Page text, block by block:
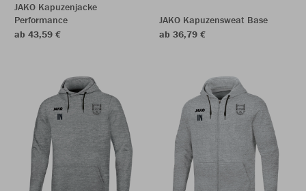
JAKO Kapuzenjacke
Performance
ab 43,59 €
JAKO Kapuzensweat Base
ab 36,79 €